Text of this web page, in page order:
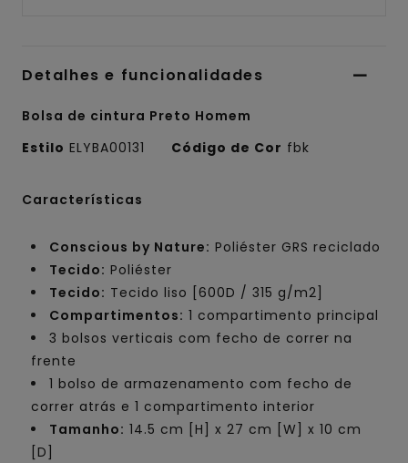
Detalhes e funcionalidades
Bolsa de cintura Preto Homem
Estilo ELYBA00131 Código de Cor fbk
Características
Conscious by Nature: Poliéster GRS reciclado
Tecido: Poliéster
Tecido: Tecido liso [600D / 315 g/m2]
Compartimentos: 1 compartimento principal
3 bolsos verticais com fecho de correr na
frente
1 bolso de armazenamento com fecho de
correr atrás e 1 compartimento interior
Tamanho: 14.5 cm [H] x 27 cm [W] x 10 cm
[D]